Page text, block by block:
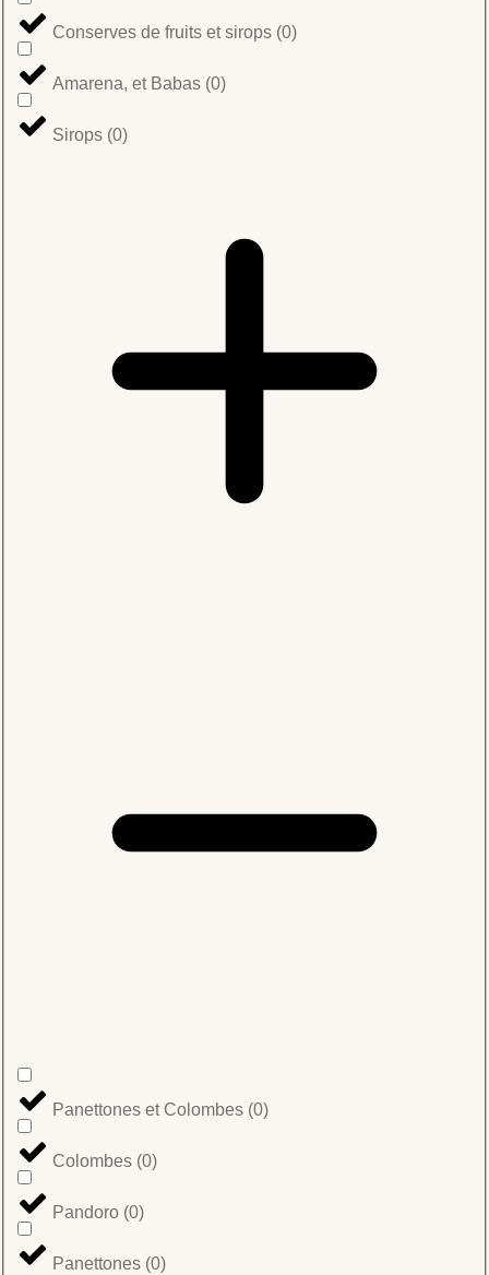
Conserves de fruits et sirops (0)
Amarena, et Babas (0)
Sirops (0)
Panettones et Colombes (0)
Colombes (0)
Pandoro (0)
Panettones (0)